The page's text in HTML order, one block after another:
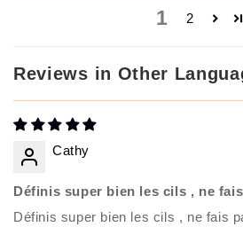
1 2
Reviews in Other
Cathy
Définis super bien les cils , ne
Définis super bien les cils , ne fais